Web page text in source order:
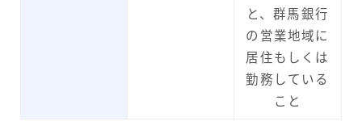
と、群馬銀行
の営業地域に
居住もしくは
勤務している
こと